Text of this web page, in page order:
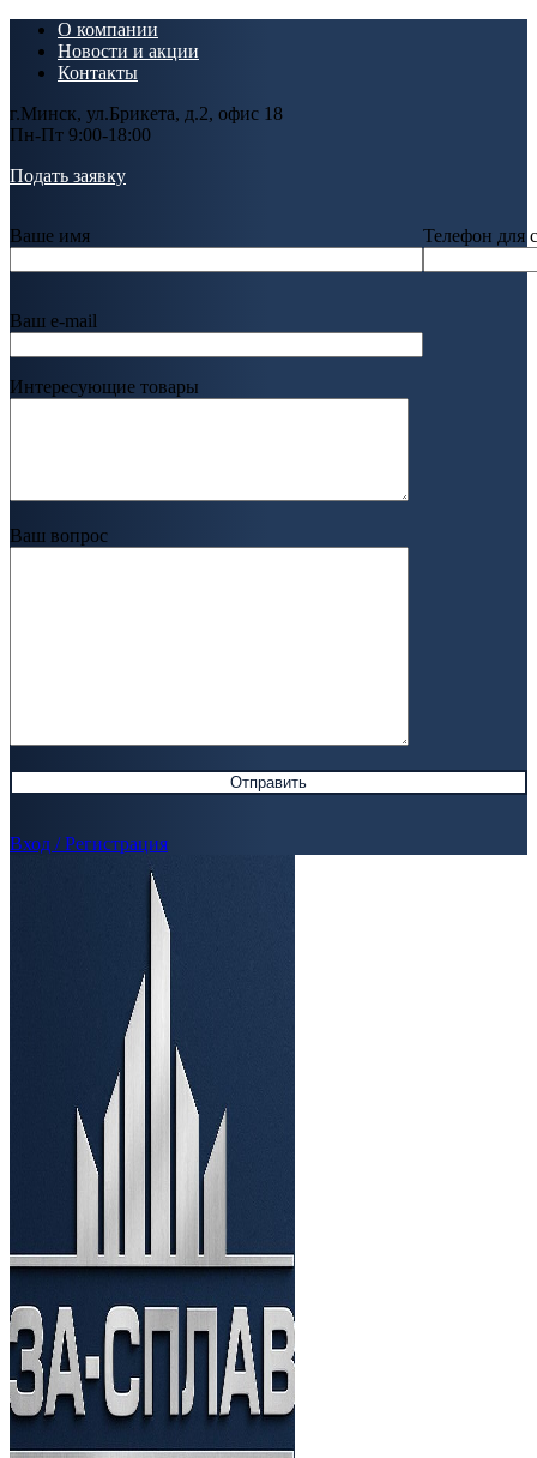
О компании
Новости и акции
Контакты
г.Минск, ул.Брикета, д.2, офис 18
Пн-Пт 9:00-18:00
Подать заявку
Ваше имя Телефон для
Ваш e-mail
Интересующие товары
Ваш вопрос
Вход / Регистрация